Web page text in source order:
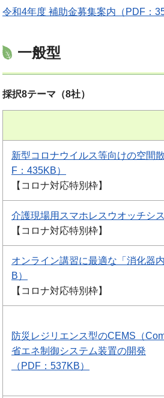
令和4年度 補助金募集案内（PDF：
一般型
採択8テーマ（8社）
新型コロナウイルス等向けの空間
F：435KB）
【コロナ対応特別枠】
介護現場用スマホレスウオッチシ
【コロナ対応特別枠】
オンライン講習に最適な「消化器
B）
【コロナ対応特別枠】
防災レジリエンス型のCEMS（
省エネ制御システム装置の開発
（PDF：537KB）